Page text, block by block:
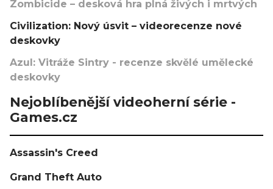
Zombicide – desková hra plná živých i mrtvých
Civilization: Nový úsvit – videorecenze nové
deskovky
Azul: Vitráže Sintry - recenze skvělé umělecké
deskovky
Nejoblíbenější videoherní série -
Games.cz
Assassin's Creed
Grand Theft Auto